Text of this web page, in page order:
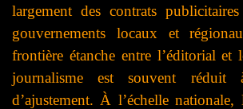
largement des contrats
gouvernements locaux et
frontière étanche entre l’éditorial et
journalisme est souvent réduit
d’ajustement. À l’échelle nationale,